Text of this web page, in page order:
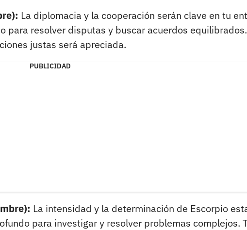
La diplomacia y la cooperación serán clave en tu
para resolver disputas y buscar acuerdos
justas será apreciada.
PUBLICIDAD
La intensidad y la determinación de Escorpio
para investigar y resolver problemas complejos.